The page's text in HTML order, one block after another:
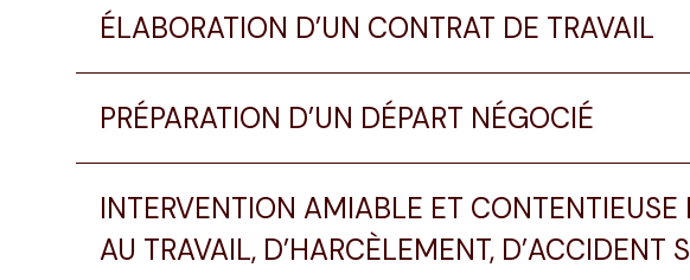
ÉLABORATION D’UN CONTRAT DE TRAVAIL
PRÉPARATION D’UN DÉPART NÉGOCIÉ
INTERVENTION AMIABLE ET
AU TRAVAIL, D’HARCÈLEMENT, D’ACCIDENT